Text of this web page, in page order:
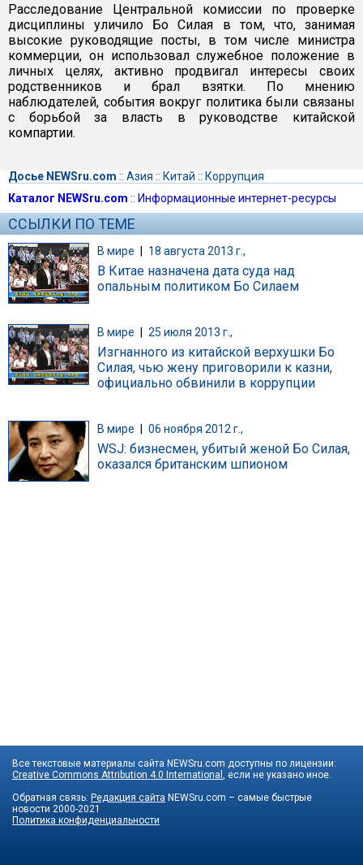
Расследование Центральной комиссии по проверке
дисциплины уличило Бо Силая в том, что, занимая
высокие руководящие посты, в том числе министра
коммерции, он использовал служебное положение в
личных целях, активно продвигал интересы своих
родственников и брал взятки. По мнению
наблюдателей, события вокруг политика были связаны
с борьбой за власть в руководстве китайской
компартии.
Досье NEWSru.com :: Азия :: Китай :: Коррупция
Каталог NEWSru.com :: Информационные интернет-ресурсы
ССЫЛКИ ПО ТЕМЕ
В мире | 18 августа 2013 г.,
В Китае назначена дата суда над
опальным политиком Бо Силаем
В мире 25 июля 2013 г.,
Изгнанного из китайской верхушки Бо
Силая, чью жену приговорили к казни,
официально обвинили в коррупции
В мире 06 ноября 2012 г.,
WSJ: бизнесмен, убитый женой Бо Силая,
оказался британским шпионом
Все текстовые материалы сайта NEWSru.com доступны по лицензии:
Creative Commons Attribution 4.0 International , если не указано иное.
Обратная связь: Редакция сайта NEWSru.com – самые быстрые
новости 2000-2021
Политика конфиденциальности